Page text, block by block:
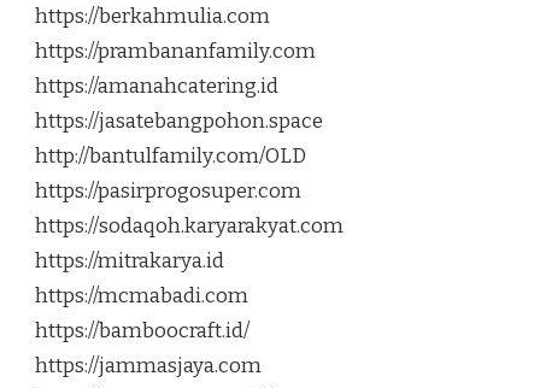
https://berkahmulia.com
https://prambananfamily.com
https://amanahcatering.id
https://jasatebangpohon.space
http://bantulfamily.com/OLD
https://pasirprogosuper.com
https://sodaqoh.karyarakyat.com
https://mitrakarya.id
https://mcmabadi.com
https://bamboocraft.id/
https://jammasjaya.com